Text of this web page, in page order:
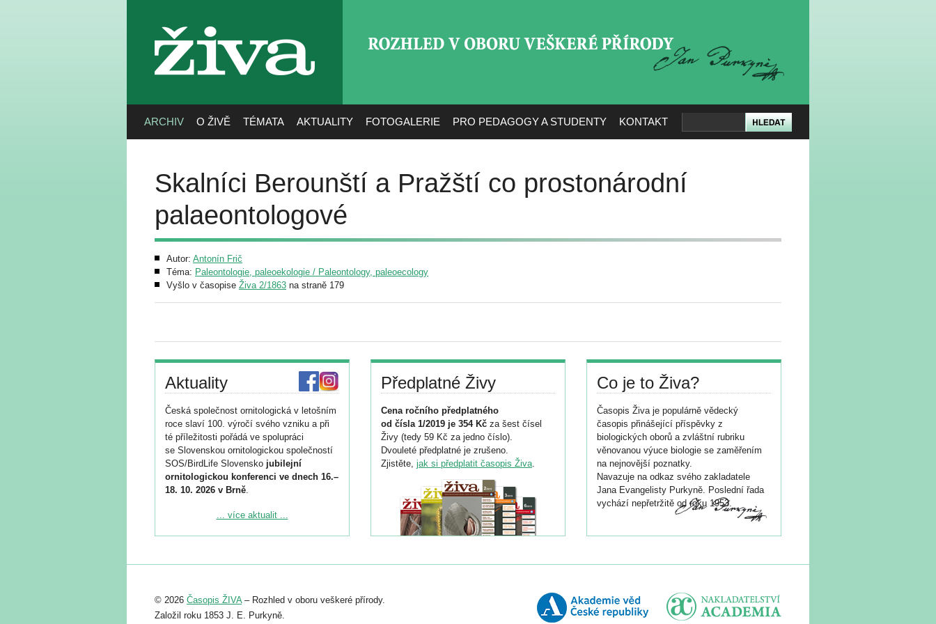
živa
ARCHIV O ŽIVĚ TÉMATA AKTUALITY FOTOGALERIE PRO PEDAGOGY A STUDENTY KONTAKT
Skalníci Berounští a Pražští co prostonárodní
palaeontologové
Autor: Antonín Frič
Téma: Paleontologie, paleoekologie / Paleontology, paleoecology
Vyšlo v časopise Živa 2/1863 na straně 179
Aktuality
Česká společnost ornitologická v letošním
roce slaví 100. výročí svého vzniku a při
té příležitosti pořádá ve spolupráci
se Slovenskou ornitologickou společností
SOS/BirdLife Slovensko jubilejní
ornitologickou konferenci ve dnech 16.–
18. 10. 2026 v Brně.
Podrobnější informace ke konferenci
Registrovat se můžete do 6. září.
abstraktu přihlášené přednášky nebo
posteru je už 30. června.
... více aktualit ...
Předplatné Živy
Cena ročního předplatného
od čísla 1/2019 je 354 Kč za šest čísel
Živy (tedy 59 Kč za jedno číslo).
Dvouleté předplatné je zrušeno.
Zjistěte, jak si předplatit časopis Živa.
Co je to Živa?
Časopis Živa je populárně vědecký
časopis přinášející příspěvky z
biologických oborů a zvláštní rubriku
věnovanou výuce biologie se zaměřením
na nejnovější poznatky.
Navazuje na odkaz svého zakladatele
Jana Evangelisty Purkyně. Poslední řada
vychází nepřetržitě od roku 1953.
© 2026 Časopis ŽIVA– Rozhled v oboru veškeré přírody.
Založil roku 1853 J. E. Purkyně.